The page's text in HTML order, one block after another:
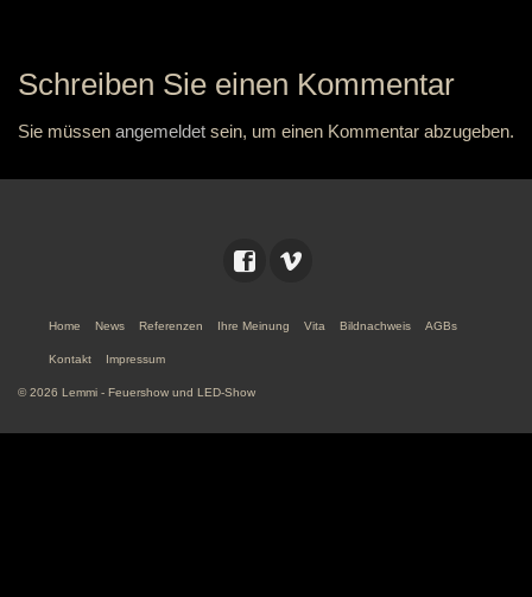
Schreiben Sie einen Kommentar
Sie müssen angemeldet sein, um einen Kommentar abzugeben.
Home News Referenzen Ihre Meinung Vita Bildnachweis AGBs
Kontakt Impressum
© 2026 Lemmi - Feuershow und LED-Show